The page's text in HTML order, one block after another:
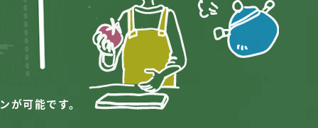
が可能です。